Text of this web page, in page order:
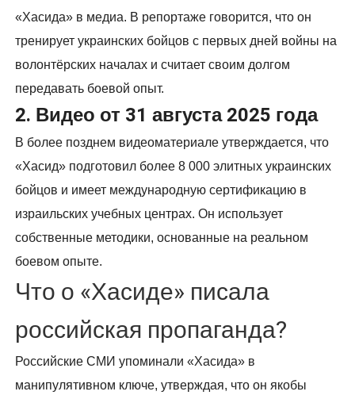
«Хасида» в медиа. В репортаже говорится, что он
тренирует украинских бойцов с первых дней войны на
волонтёрских началах и считает своим долгом
передавать боевой опыт.
2. Видео от 31 августа 2025 года
В более позднем видеоматериале утверждается, что
«Хасид» подготовил более 8 000 элитных украинских
бойцов и имеет международную сертификацию в
израильских учебных центрах. Он использует
собственные методики, основанные на реальном
боевом опыте.
Что о «Хасиде» писала
российская пропаганда?
Российские СМИ упоминали «Хасида» в
манипулятивном ключе, утверждая, что он якобы